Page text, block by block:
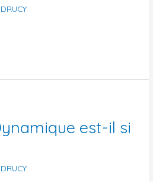
est-il si